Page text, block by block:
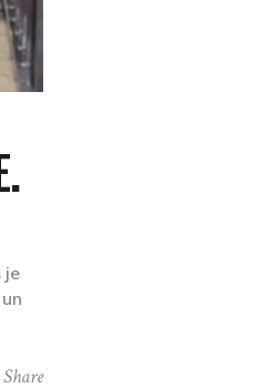
je
Share